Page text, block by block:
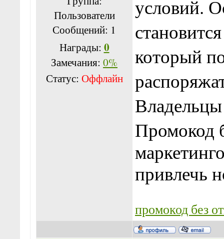
Пользователи
Сообщений: 1
Награды: 0
Замечания: 0%
Статус: Оффлайн
условий.
который
Промокод
привлечь
промокод без